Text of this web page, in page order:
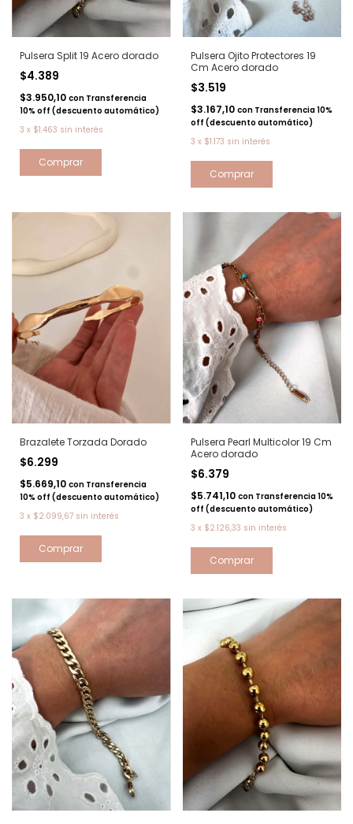
Pulsera Split 19 Acero dorado
$4.389
$3.950,10 con Transferencia
10% off (descuento automático)
3 x $1.463 sin interés
Pulsera Ojito Protectores 19
Cm Acero dorado
$3.519
$3.167,10 con Transferencia 10%
off (descuento automático)
3 x $1.173 sin interés
Brazalete Torzada Dorado
$6.299
$5.669,10 con Transferencia
10% off (descuento automático)
3 x $2.099,67 sin interés
Pulsera Pearl Multicolor 19 Cm
Acero dorado
$6.379
$5.741,10 con Transferencia 10%
off (descuento automático)
3 x $2.126,33 sin interés